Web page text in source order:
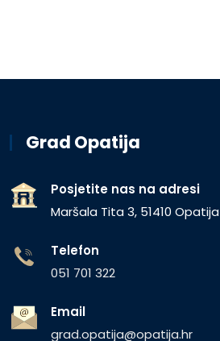
Grad Opatija
Posjetite nas na adresi
Maršala Tita 3, 51410 Opatija
Telefon
051 701 322
Email
grad.opatija@opatija.hr